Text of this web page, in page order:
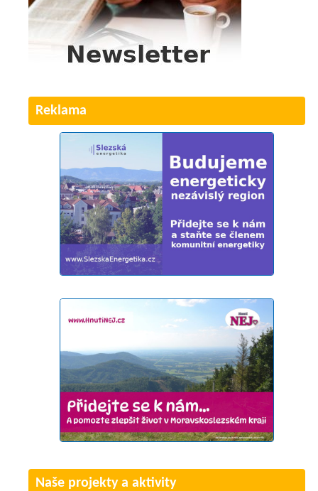
Reklama
Naše projekty a aktivity